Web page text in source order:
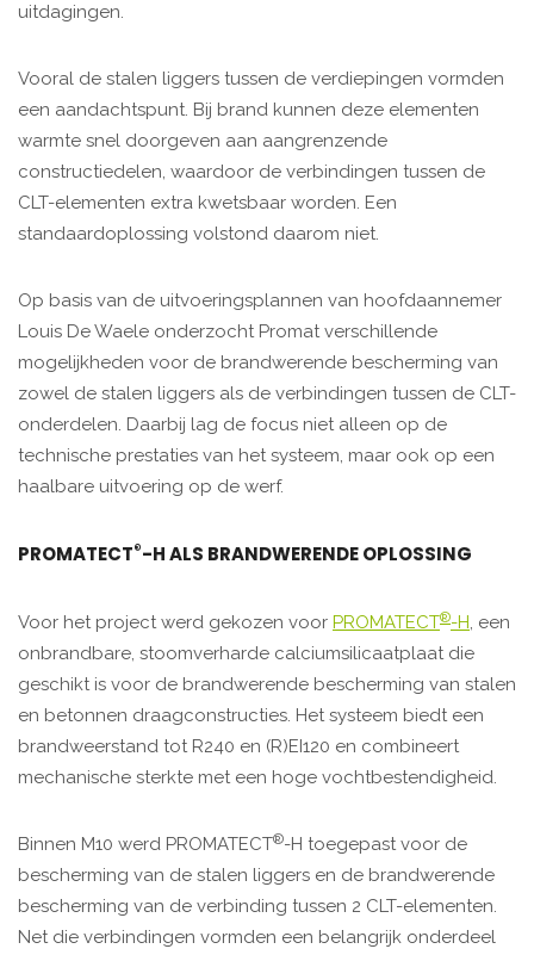
uitdagingen.
Vooral de stalen liggers tussen de verdiepingen vormden
een aandachtspunt. Bij brand kunnen deze elementen
warmte snel doorgeven aan aangrenzende
constructiedelen, waardoor de verbindingen tussen de
CLT-elementen extra kwetsbaar worden. Een
standaardoplossing volstond daarom niet.
Op basis van de uitvoeringsplannen van hoofdaannemer
Louis De Waele onderzocht Promat verschillende
mogelijkheden voor de brandwerende bescherming van
zowel de stalen liggers als de verbindingen tussen de CLT-
onderdelen. Daarbij lag de focus niet alleen op de
technische prestaties van het systeem, maar ook op een
haalbare uitvoering op de werf.
PROMATECT®-H ALS BRANDWERENDE OPLOSSING
Voor het project werd gekozen voor PROMATECT®-H, een
onbrandbare, stoomverharde calciumsilicaatplaat die
geschikt is voor de brandwerende bescherming van stalen
en betonnen draagconstructies. Het systeem biedt een
brandweerstand tot R240 en (R)EI120 en combineert
mechanische sterkte met een hoge vochtbestendigheid.
Binnen M10 werd PROMATECT®-H toegepast voor de
bescherming van de stalen liggers en de brandwerende
bescherming van de verbinding tussen 2 CLT-elementen.
Net die verbindingen vormden een belangrijk onderdeel